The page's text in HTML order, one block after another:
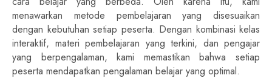
menawarkan metode pembelajaran yang disesuaikan
dengan kebutuhan setiap peserta. Dengan kombinasi kelas
interaktif, materi pembelajaran yang terkini, dan pengajar
yang berpengalaman, kami memastikan bahwa setiap
peserta mendapatkan pengalaman belajar yang optimal.